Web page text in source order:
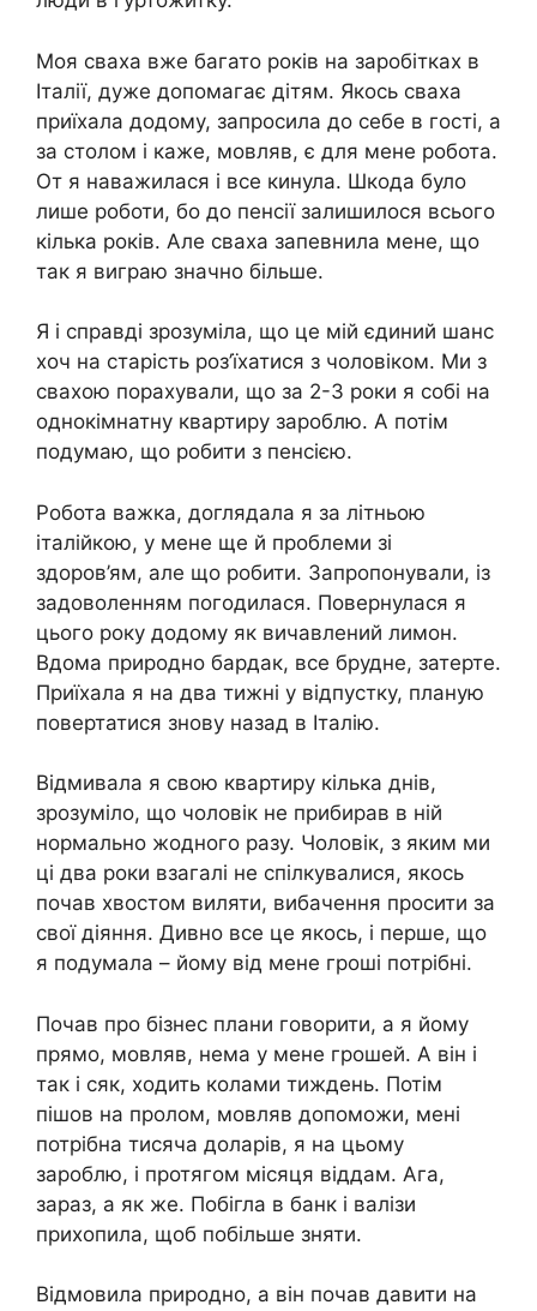
Моя сваха вже багато років на заробітках в
Італії, дуже допомагає дітям. Якось сваха
приїхала додому, запросила до себе в гості, а
за столом і каже, мовляв, є для мене робота.
От я наважилася і все кинула. Шкода було
лише роботи, бо до пенсії залишилося всього
кілька років. Але сваха запевнила мене, що
так я виграю значно більше.
Я і справді зрозуміла, що це мій єдиний шанс
хоч на старість роз’їхатися з чоловіком. Ми з
свахою порахували, що за 2-3 роки я собі на
однокімнатну квартиру зароблю. А потім
подумаю, що робити з пенсією.
Робота важка, доглядала я за літньою
італійкою, у мене ще й проблеми зі
здоров’ям, але що робити. Запропонували, із
задоволенням погодилася. Повернулася я
цього року додому як вичавлений лимон.
Вдома природно бардак, все брудне, затерте.
Приїхала я на два тижні у відпустку, планую
повертатися знову назад в Італію.
Відмивала я свою квартиру кілька днів,
зрозуміло, що чоловік не прибирав в ній
нормально жодного разу. Чоловік, з яким ми
ці два роки взагалі не спілкувалися, якось
почав хвостом виляти, вибачення просити за
свої діяння. Дивно все це якось, і перше, що
я подумала – йому від мене гроші потрібні.
Почав про бізнес плани говорити, а я йому
прямо, мовляв, нема у мене грошей. А він і
так і сяк, ходить колами тиждень. Потім
пішов на пролом, мовляв допоможи, мені
потрібна тисяча доларів, я на цьому
зароблю, і протягом місяця віддам. Ага,
зараз, а як же. Побігла в банк і валізи
прихопила, щоб побільше зняти.
Відмовила природно, а він почав давити на